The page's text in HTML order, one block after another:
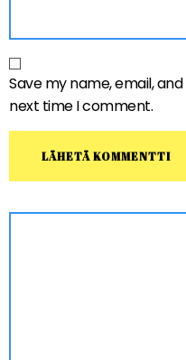
Save my name, email,
next time I comment.